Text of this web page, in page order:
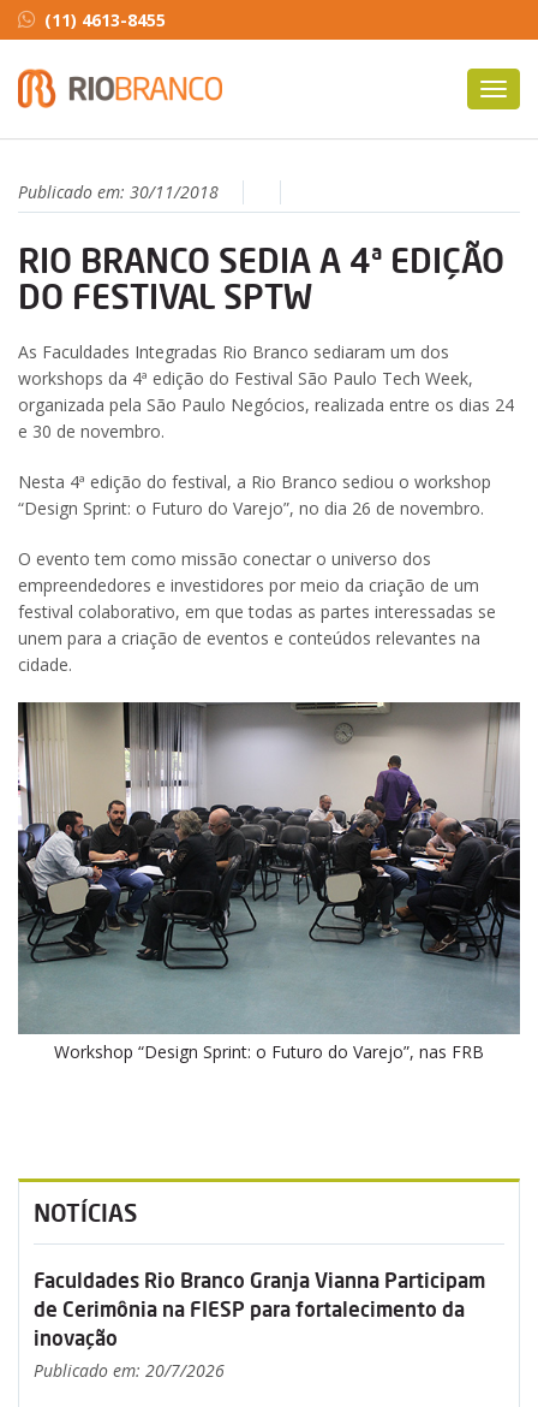
(11) 4613-8455
Publicado em: 30/11/2018
RIO BRANCO SEDIA A 4ª EDIÇÃO
DO FESTIVAL SPTW
As Faculdades Integradas Rio Branco sediaram um dos
workshops da 4ª edição do Festival São Paulo Tech Week,
organizada pela São Paulo Negócios, realizada entre os dias 24
e 30 de novembro.
Nesta 4ª edição do festival, a Rio Branco sediou o workshop
“Design Sprint: o Futuro do Varejo”, no dia 26 de novembro.
O evento tem como missão conectar o universo dos
empreendedores e investidores por meio da criação de um
festival colaborativo, em que todas as partes interessadas se
unem para a criação de eventos e conteúdos relevantes na
cidade.
Workshop “Design Sprint: o Futuro do Varejo”, nas FRB
NOTÍCIAS
Faculdades Rio Branco Granja Vianna Participam
de Cerimônia na FIESP para fortalecimento da
inovação
Publicado em: 20/7/2026